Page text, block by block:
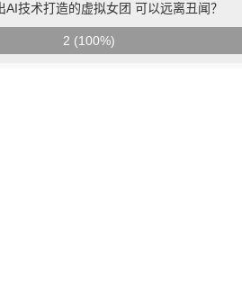
AI技术打造的虚拟女团 可以远离丑闻？
2 (100%)